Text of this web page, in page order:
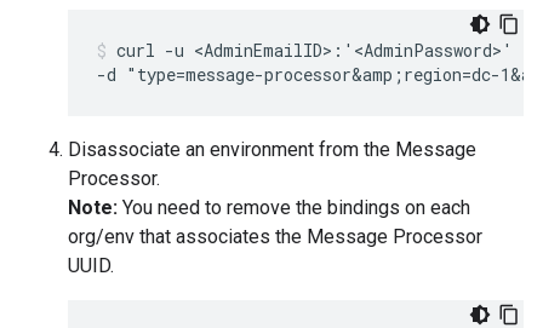
curl -u <AdminEmailID>:'<AdminPassword>'
-d "type=message-processor&amp;region=dc-
Disassociate an environment from the Message
Processor.
Note: You need to remove the bindings on each
org/env that associates the Message Processor
UUID.